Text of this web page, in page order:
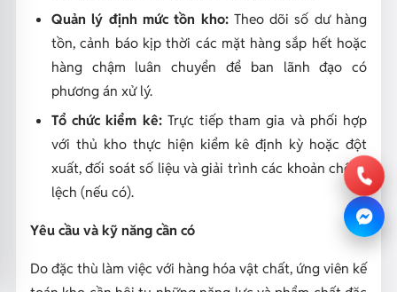
Quản lý định mức tồn kho:Theo dõi số dư hàng
tồn, cảnh báo kịp thời các mặt hàng sắp hết hoặc
hàng chậm luân chuyển để ban lãnh đạo có
phương án xử lý.
Tổ chức kiểm kê:Trực tiếp tham gia và phối hợp
với thủ kho thực hiện kiểm kê định kỳ hoặc đột
xuất, đối soát số liệu và giải trình các khoản chênh
lệch (nếu có).
Yêu cầu và kỹ năng cần có
Do đặc thù làm việc với hàng hóa vật chất, ứng viên kế